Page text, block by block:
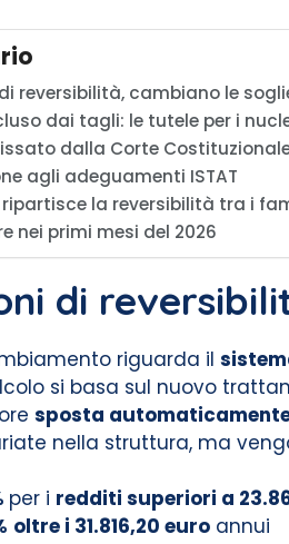
reversibilità, cambiano le
dai tagli: le tutele per i
dalla Corte
agli adeguamenti ISTAT
ripartisce la reversibilità tra i
nei primi mesi del 2026
di
riguarda il
si basa sul nuovo
sposta
nella struttura, ma
per i redditi superiori a
oltre i 31.816,20 euro annui